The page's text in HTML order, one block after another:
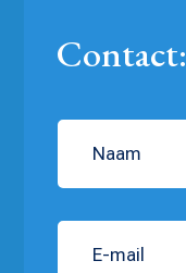
Contact: